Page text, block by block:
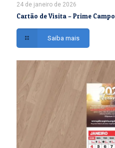
24 de janeiro de 2026
Cartão de Visita – Prime Campo
Saiba mais